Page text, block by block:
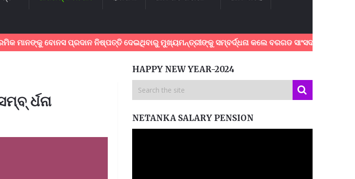
ବୋନସ ପ୍ରଦାନ ନିଷ୍ପତ୍ତି ଦେଇଥିବାରୁ ମୁଖ୍ୟମନ୍ତ୍ରୀଙ୍କୁ ସମ୍ବର୍ଦ୍ଧନା କଲେ ବରଗଡ ସାଂସଦ:୩ଟି ପ୍ରମୁଖ ଦାବୀ
ର୍ଧନା
HAPPY NEW YEAR-2024
NETANKA SALARY PENSION